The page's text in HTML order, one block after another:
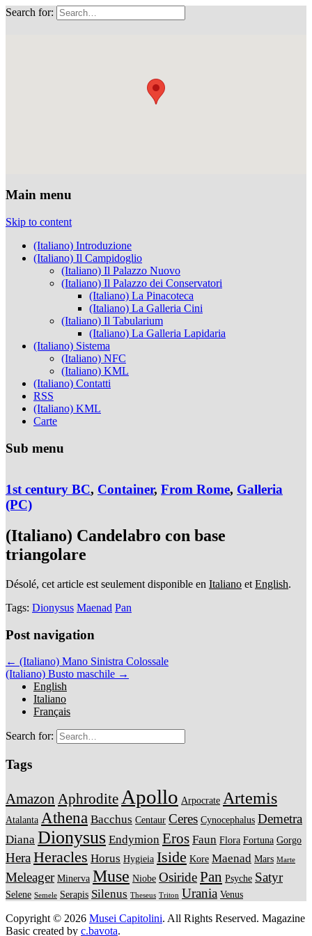
Search for:
Main menu
Skip to content
(Italiano) Introduzione
(Italiano) Il Campidoglio
(Italiano) Il Palazzo Nuovo
(Italiano) Il Palazzo dei Conservatori
(Italiano) La Pinacoteca
(Italiano) La Galleria Cini
(Italiano) Il Tabularium
(Italiano) La Galleria Lapidaria
(Italiano) Sistema
(Italiano) NFC
(Italiano) KML
(Italiano) Contatti
RSS
(Italiano) KML
Carte
Sub menu
1st century BC, Container, From Rome, Galleria
(PC)
(Italiano) Candelabro con base
triangolare
Désolé, cet article est seulement disponible en Italiano et English.
Tags: Dionysus Maenad Pan
Post navigation
← (Italiano) Mano Sinistra Colossale
(Italiano) Busto maschile →
English
Italiano
Français
Search for:
Tags
Amazon Aphrodite Apollo Arpocrate Artemis
Atalanta Athena Bacchus Centaur Ceres Cynocephalus Demetra
Diana Dionysus Endymion Eros Faun Flora Fortuna Gorgo
Hera Heracles Horus Hygieia Iside Kore Maenad Mars Marte
Meleager Minerva Muse Niobe OsiridePan Psyche Satyr
Selene Semele Serapis Silenus Theseus Triton Urania Venus
Copyright © 2026 Musei Capitolini. All Rights Reserved. Magazine
Basic created by c.bavota.